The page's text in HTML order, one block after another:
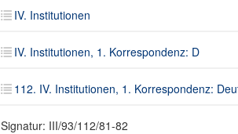
IV. Institutionen
IV. Institutionen, 1. Korrespondenz: D
112. IV. Institutionen, 1. Korrespondenz:
Signatur: III/93/112/81-82